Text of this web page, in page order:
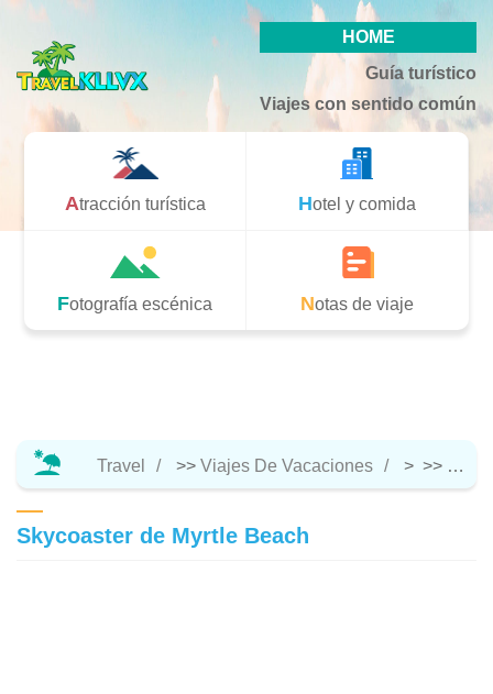
HOME
Guía turístico
Viajes con sentido común
Atracción turística Hotel y comida
Fotografía escénica Notas de viaje
Travel >> Viajes De Vacaciones > >>
Skycoaster de Myrtle Beach